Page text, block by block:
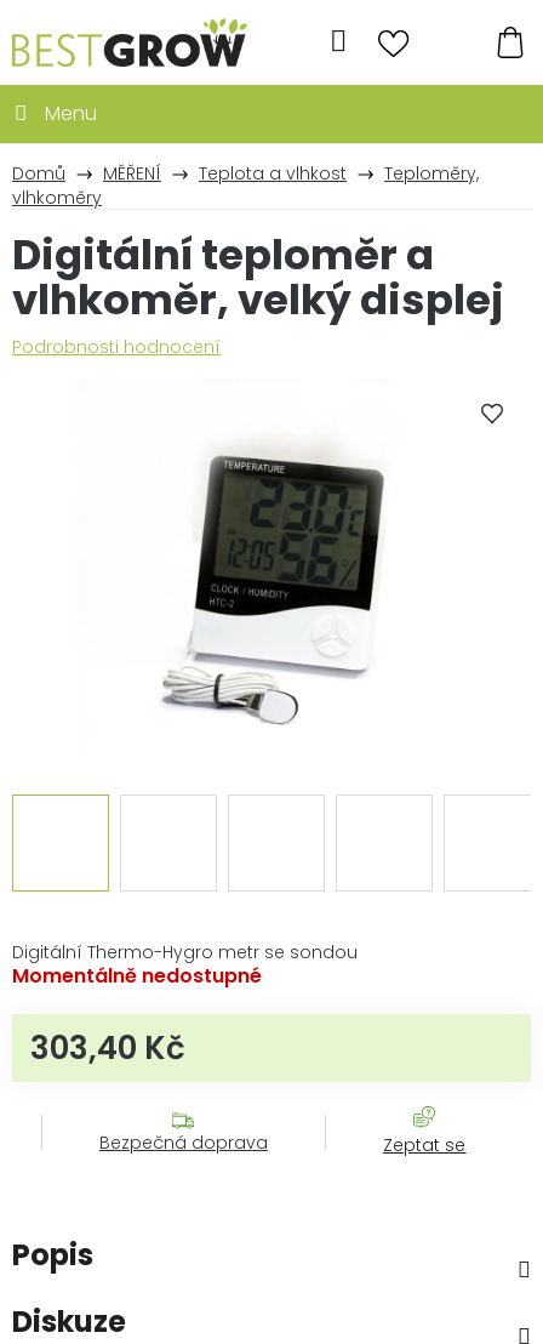
na
obsah
Hledat
Domů MĚŘENÍ Teplota a vlhkost
Teploměry,
vlhkoměry
Digitální Thermo-Hygro metr se sondou
Momentálně nedostupné
303,40 Kč
Bezpečná doprava Zeptat se
Digitální teploměr a
vlhkoměr, velký displej
Průměrné
Podrobnosti hodnocení
Popis
Diskuze